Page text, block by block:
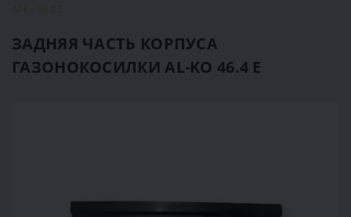
Al-Ko 46.4 E
ЗАДНЯЯ ЧАСТЬ КОРПУСА
ГАЗОНОКОСИЛКИ AL-KO 46.4 E